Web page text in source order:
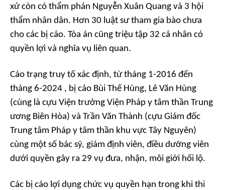
xử còn có thẩm phán Nguyễn Xuân Quang và 3 hội
thẩm nhân dân. Hơn 30 luật sư tham gia bào chưa
cho các bị cáo. Tòa án cũng triệu tập 32 cá nhân có
quyền lợi và nghĩa vụ liên quan.
Cáo trạng truy tố xác định, từ tháng 1-2016 đến
tháng 6-2024 , bị cáo Bùi Thế Hùng, Lê Văn Hùng
(cùng là cựu Viện trưởng Viện Pháp y tâm thần Trung
ương Biên Hòa) và Trần Văn Thành (cựu Giám đốc
Trung tâm Pháp y tâm thần khu vực Tây Nguyên)
cùng một số bác sỹ, giám định viên, điều dưỡng viên
dưới quyền gây ra 29 vụ đưa, nhận, môi giới hối lộ.
Các bị cáo lợi dụng chức vụ quyền hạn trong khi thi